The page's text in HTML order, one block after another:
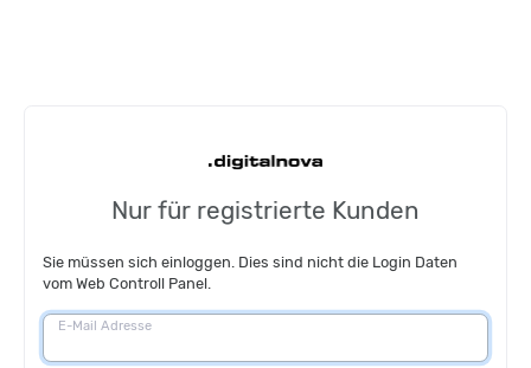
Nur für registrierte Kunden
Sie müssen sich einloggen. Dies sind nicht die Login Daten
vom Web Controll Panel.
E-Mail Adresse